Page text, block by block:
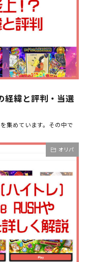
経緯と評判・当選
集めています。その中で
オリパ